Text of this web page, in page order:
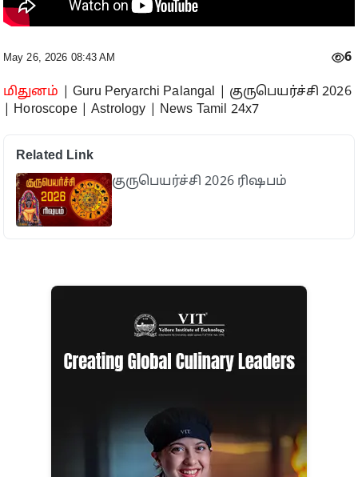
May 26, 2026 08:43 AM 6
மிதுனம்
| Guru Peryarchi Palangal | குருபெயர்ச்சி 2026
| Horoscope | Astrology | News Tamil 24x7
Related Link
குருபெயர்ச்சி 2026 ரிஷபம்